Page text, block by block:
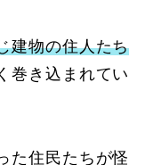
建物の住人たち
巻き込まれてい
た住民たちが怪